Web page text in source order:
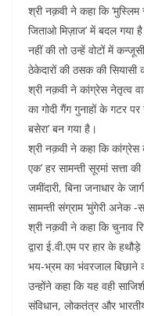
श्री नक़वी ने कहा कि ‘मुस्लिम
जिताओ मिज़ाज’ में बदल गया
नहीं की तो उन्हें वोटों में
ठेकेदारों की ठसक की
श्री नक़वी ने कांग्रेस नेतृत्व
का गोदी गैंग गुनाहों के गटर
बसेरा’ बन गया है।
श्री नक़वी ने कहा कि कांग्रेस
एक’ हर सामन्ती सूरमां सत्ता
जमींदारी, बिना जनाधार के
सामन्ती संग्राम ‘मुंगेरी अनेक
श्री नक़वी ने कहा कि चुनाव
द्वारा ई.वी.एम पर हार के
भय-भ्रम का भंवरजाल बिछाने
उन्होंने कहा कि यह वही
संविधान, लोकतंत्र और